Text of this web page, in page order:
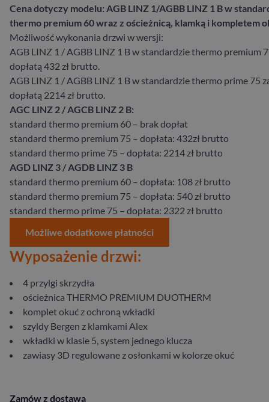
Cena dotyczy modelu: AGB LINZ 1/AGBB LINZ 1 B w
thermo premium 60 wraz z ościeżnicą, klamką i kompletem
Możliwość wykonania drzwi w wersji:
AGB LINZ 1 / AGBB LINZ 1 B w standardzie thermo premium
dopłatą 432 zł brutto.
AGB LINZ 1 / AGBB LINZ 1 B w standardzie thermo prime 75
dopłatą 2214 zł brutto.
AGC LINZ 2 / AGCB LINZ 2 B:
standard thermo premium 60 – brak dopłat
standard thermo premium 75 – dopłata: 432zł brutto
standard thermo prime 75 – dopłata: 2214 zł brutto
AGD LINZ 3 / AGDB LINZ 3 B
standard thermo premium 60 – dopłata: 108 zł brutto
standard thermo premium 75 – dopłata: 540 zł brutto
standard thermo prime 75 – dopłata: 2322 zł brutto
Możliwe dodatkowe płatności
Wyposażenie drzwi:
4 przylgi skrzydła
ościeżnica THERMO PREMIUM DUOTHERM
komplet okuć z ochroną wkładki
szyldy Bergen z klamkami Alex
wkładki w klasie 5, system jednego klucza
zawiasy 3D regulowane z osłonkami w kolorze okuć
Zamów z dostawą